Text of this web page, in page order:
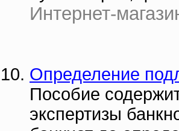
Интернет-
Определение
Пособие
экспертизы